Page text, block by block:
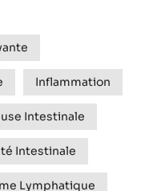
Inflammation
Intestinale
Intestinale
Lymphatique